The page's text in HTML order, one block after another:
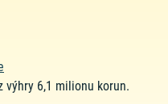
výhry 6,1 milionu korun.